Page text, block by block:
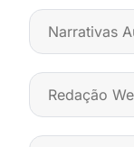
Narrativas
Redação